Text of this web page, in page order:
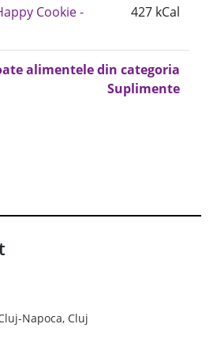
Cookie -
427 kCal
alimentele din categoria
Suplimente
Napoca, Cluj